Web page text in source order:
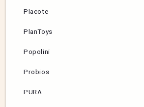
Placote
PlanToys
Popolini
Probios
PURA